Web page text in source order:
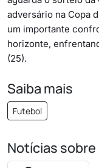
adversário na Copa
um importante
horizonte,
(25).
Saiba mais
Futebol
Notícias sobre